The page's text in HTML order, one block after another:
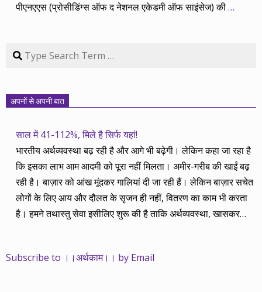
पीएनएएस (प्रोसीडिंग्स ऑफ द नेशनल एकेडमी ऑफ साइंसेज) की…
Search
अपनों से अपनी बात
साल में 41-112%, मिले है सिर्फ यहां!
भारतीय अर्थव्यवस्था बढ़ रही है और आगे भी बढ़ेगी। लेकिन कहा जा रहा है
कि इसका लाभ आम आदमी को पूरा नहीं मिलता। अमीर-गरीब की खाईं बढ़
रही है। बाज़ार को आंख मूंदकर गालियां दी जा रही हैं। लेकिन बाज़ार सचेत
लोगों के लिए आय और दौलत के सृजन ही नहीं, वितरण का काम भी करता
है। हमने तथास्तु सेवा इसीलिए शुरू की है ताकि अर्थव्यवस्था, खासकर
महंगाई की दर 10 प्रतिशत से ऊपर रहती है। वे भागकर जाते हैं सोने और
Subscribe to ।।अर्थकाम।। by Email